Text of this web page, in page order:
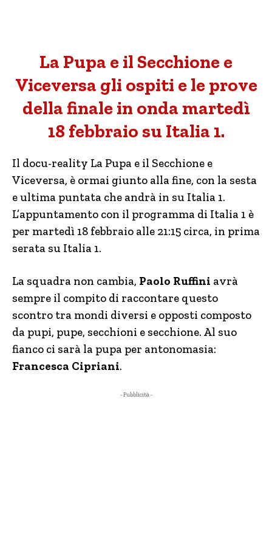
La Pupa e il Secchione e
Viceversa gli ospiti e le prove
della finale in onda martedì
18 febbraio su Italia 1.
Il docu-reality La Pupa e il Secchione e
Viceversa, è ormai giunto alla fine, con la sesta
e ultima puntata che andrà in su Italia 1.
L’appuntamento con il programma di Italia 1 è
per martedì 18 febbraio alle 21:15 circa, in prima
serata su Italia 1.
La squadra non cambia, Paolo Ruffini avrà
sempre il compito di raccontare questo
scontro tra mondi diversi e opposti composto
da pupi, pupe, secchioni e secchione. Al suo
fianco ci sarà la pupa per antonomasia:
Francesca Cipriani.
- Pubblicità -